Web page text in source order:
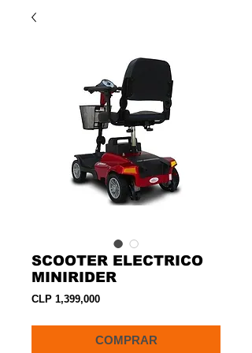
SCOOTER ELECTRICO
MINIRIDER
CLP 1,399,000Precio
COMPRAR